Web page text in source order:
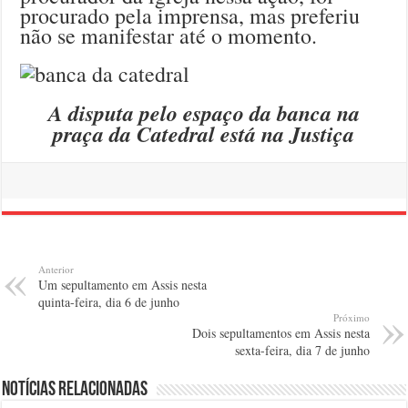
procurado pela imprensa, mas preferiu
não se manifestar até o momento.
A disputa pelo espaço da banca na
praça da Catedral está na Justiça
Anterior
Um sepultamento em Assis nesta
quinta-feira, dia 6 de junho
Próximo
Dois sepultamentos em Assis nesta
sexta-feira, dia 7 de junho
Notícias relacionadas